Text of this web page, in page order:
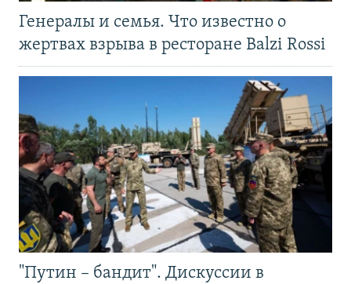
Генералы и семья. Что известно о
жертвах взрыва в ресторане Balzi Rossi
"Путин – бандит". Дискуссии в